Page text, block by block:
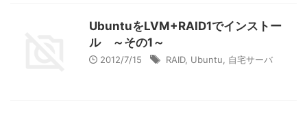
UbuntuをLVM+RAID1でインストー
ル ～その1～
2012/7/15 RAID, Ubuntu 自宅サーバ